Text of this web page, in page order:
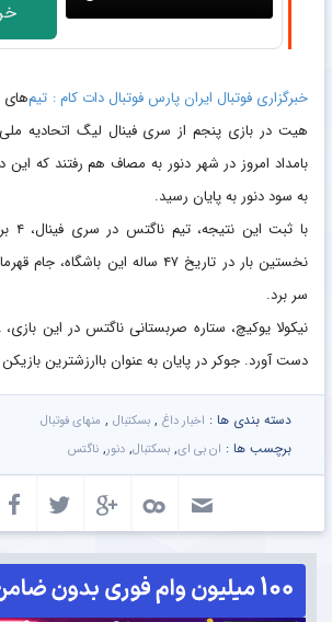
خبرگزاری فوتبال ایران پارس فوتبال دات کام : تیم‌
هیت در بازی پنجم از سری فینال لیگ اتحادیه
به سود دنور به پایان رسید.
با
نخستین بار در تاریخ ۴۷ ساله این
سر برد.
دست آورد. جوکر در پایان به عنوان باارزشترین
دسته بندی ها : اخبار داغ , بسکتبال , منهای فوتبال
برچسب ها : ان بی ای, بسکتبال, دنور, ناگتس